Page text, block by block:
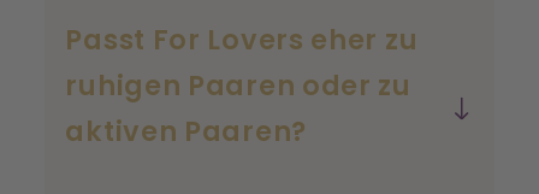
Passt For Lovers eher zu
ruhigen Paaren oder zu
aktiven Paaren?